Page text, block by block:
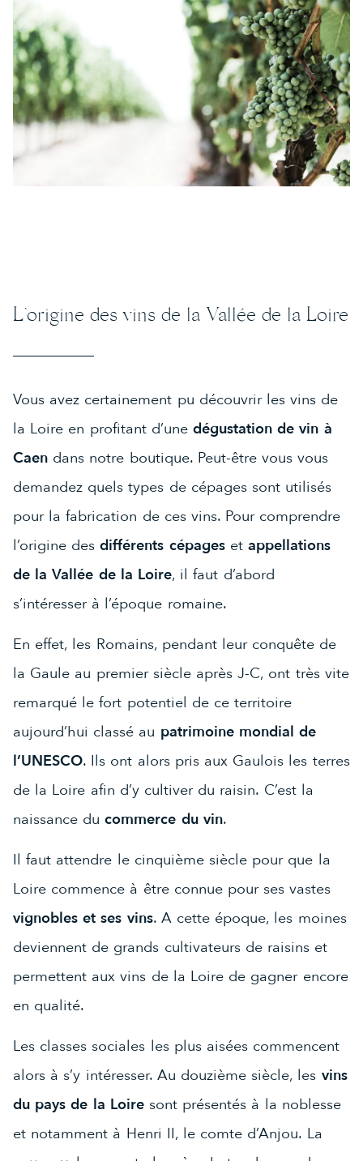
L’origine des vins de la Vallée de la Loire
Vous avez certainement pu découvrir les vins de
la Loire en profitant d’une dégustation de vin à
Caen dans notre boutique. Peut-être vous vous
demandez quels types de cépages sont utilisés
pour la fabrication de ces vins. Pour comprendre
l’origine desdifférents cépagesetappellations
de la Vallée de la Loire, il faut d’abord
s’intéresser à l’époque romaine.
En effet, les Romains, pendant leur conquête de
la Gaule au premier siècle après J-C, ont très vite
remarqué le fort potentiel de ce territoire
aujourd’hui classé au patrimoine mondial de
l’UNESCO. Ils ont alors pris aux Gaulois les terres
de la Loire afin d’y cultiver du raisin. C’est la
naissance ducommerce du vin.
Il faut attendre le cinquième siècle pour que la
Loire commence à être connue pour ses vastes
vignobles et ses vins. A cette époque, les moines
deviennent de grands cultivateurs de raisins et
permettent aux vins de la Loire de gagner encore
en qualité.
Les classes sociales les plus aisées commencent
alors à s’y intéresser. Au douzième siècle, les vins
du pays de la Loiresont présentés à la noblesse
et notamment à Henri II, le comte d’Anjou. La